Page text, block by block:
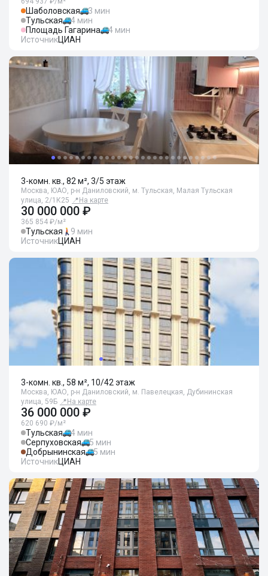
Шаболовская
3 мин
Тульская
4 мин
Площадь Гагарина
4 мин
ИсточникЦИАН
3-комн. кв., 82 м², 3/5 этаж
Москва, ЮАО, р-н Даниловский, м. Тульская, Малая Тульская
улица, 2/1К25 📍 На карте
30 000 000 ₽
365 854 ₽/м²
Тульская
9 мин
ИсточникЦИАН
3-комн. кв., 58 м², 10/42 этаж
Москва, ЮАО, р-н Даниловский, м. Павелецкая, Дубининская
улица, 59Б 📍 На карте
36 000 000 ₽
620 690 ₽/м²
Тульская
4 мин
Серпуховская
5 мин
Добрынинская
5 мин
ИсточникЦИАН